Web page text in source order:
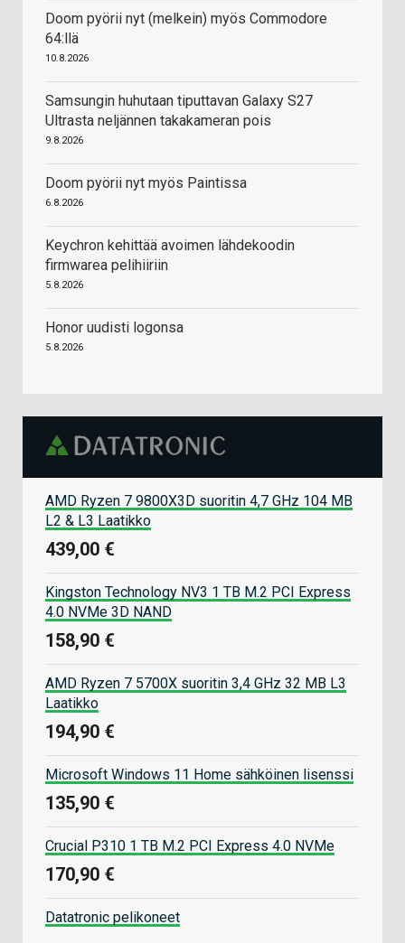
Doom pyörii nyt (melkein) myös Commodore
64:llä
10.8.2026
Samsungin huhutaan tiputtavan Galaxy S27
Ultrasta neljännen takakameran pois
9.8.2026
Doom pyörii nyt myös Paintissa
6.8.2026
Keychron kehittää avoimen lähdekoodin
firmwarea pelihiiriin
5.8.2026
Honor uudisti logonsa
5.8.2026
AMD Ryzen 7 9800X3D suoritin 4,7 GHz 104 MB
L2 & L3 Laatikko
439,00 €
Kingston Technology NV3 1 TB M.2 PCI Express
4.0 NVMe 3D NAND
158,90 €
AMD Ryzen 7 5700X suoritin 3,4 GHz 32 MB L3
Laatikko
194,90 €
Microsoft Windows 11 Home sähköinen lisenssi
135,90 €
Crucial P310 1 TB M.2 PCI Express 4.0 NVMe
170,90 €
Datatronic pelikoneet